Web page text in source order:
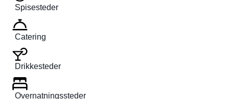
Spisesteder
Catering
Drikkesteder
Overnatningssteder